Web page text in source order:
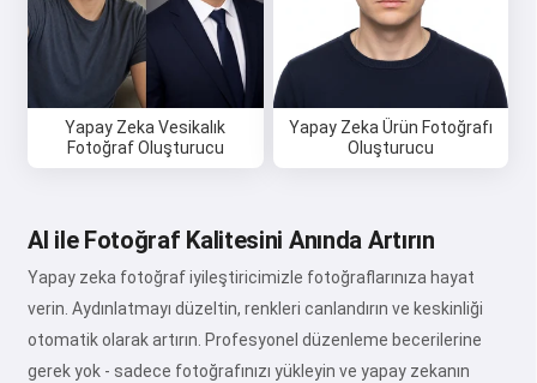
Yapay Zeka Vesikalık
Fotoğraf Oluşturucu
Yapay Zeka Ürün Fotoğrafı
Oluşturucu
AI ile Fotoğraf Kalitesini Anında Artırın
Yapay zeka fotoğraf iyileştiricimizle fotoğraflarınıza hayat
verin. Aydınlatmayı düzeltin, renkleri canlandırın ve keskinliği
otomatik olarak artırın. Profesyonel düzenleme becerilerine
gerek yok - sadece fotoğrafınızı yükleyin ve yapay zekanın